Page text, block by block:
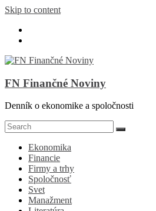
Skip to content
FN Finančné Noviny
Denník o ekonomike a spoločnosti
Ekonomika
Financie
Firmy a trhy
Spoločnosť
Svet
Manažment